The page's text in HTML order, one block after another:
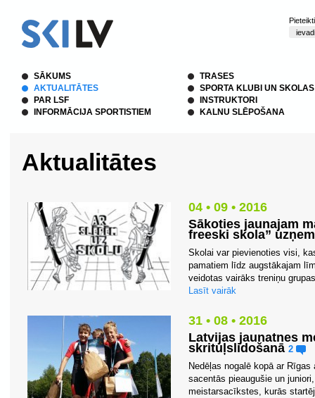
SĀKUMS
AKTUALITĀTES
PAR LSF
INFORMĀCIJA SPORTISTIEM
TRASES
SPORTA KLUBI UN SKOLAS
INSTRUKTORI
KALNU SLĒPOŠANA
Aktualitātes
04 • 09 • 2016
Sākoties jaunajam
freeski skola”
Skolai var pievienoties visi,
pamatiem līdz augstākajam
veidotas vairāks treniņu
Lasīt vairāk
31 • 08 • 2016
Latvijas jaunatnes
skrituļslidošanā 2
Nedēļas nogalē kopā ar
sacentās pieaugušie un
meistarsacīkstes, kurās